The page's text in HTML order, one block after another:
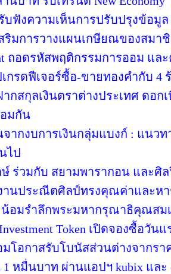
บฟังความเห็นการปรับปรุงข้อมูล
สริมการวางแผนเกษียณของสมา
ถอดรหัสพฤติกรรมการออม แล
เกรดฟีเจอร์ซื้อ-ขายทองคำกับ 4
ากสกุลเงินตราต่างประเทศ ดอก
มกัน
ากงบการเงินกลุ่มแบงก์ : แนว
ไป
ร่วมกับ สยามพารากอน และศิ
านประณีตศิลป์ทรงคุณค่าและห
อมรำลึกพระมหากรุณาธิคุณสม
Token เปิดจองซื้อวั
มโอกาสรับโบนัสส่วนต่างจากร
หมื่นบาท ผ่านแอปฯ kubix และ